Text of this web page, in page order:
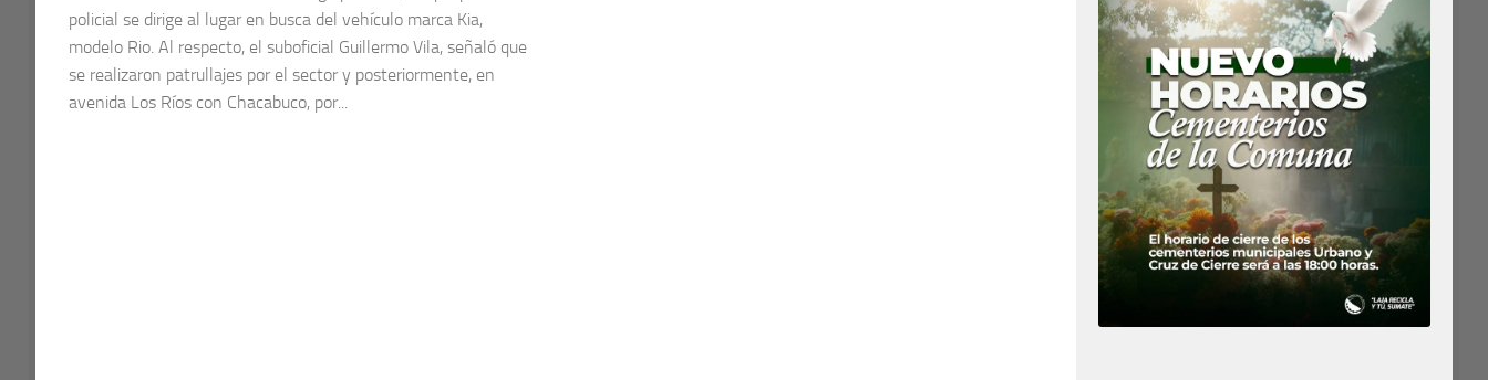
policial se dirige al lugar en busca del vehículo marca Kia,
modelo Rio. Al respecto, el suboficial Guillermo Vila, señaló que
se realizaron patrullajes por el sector y posteriormente, en
avenida Los Ríos con Chacabuco, por...